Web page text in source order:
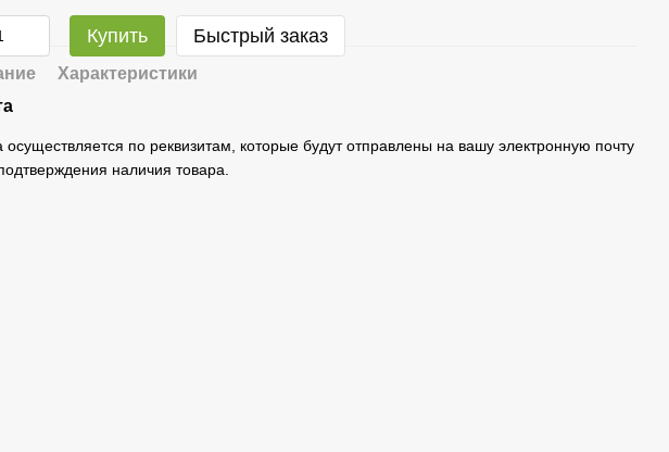
Купить Быстрый заказ
Характеристики
осуществляется по реквизитам, которые будут отправлены на вашу электронную почту
наличия товара.